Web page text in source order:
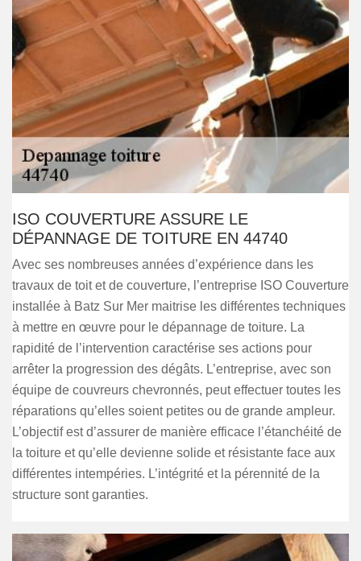
ISO COUVERTURE ASSURE LE
DÉPANNAGE DE TOITURE EN 44740
Avec ses nombreuses années d’expérience dans les
travaux de toit et de couverture, l’entreprise ISO Couverture
installée à Batz Sur Mer maitrise les différentes techniques
à mettre en œuvre pour le dépannage de toiture. La
rapidité de l’intervention caractérise ses actions pour
arrêter la progression des dégâts. L’entreprise, avec son
équipe de couvreurs chevronnés, peut effectuer toutes les
réparations qu’elles soient petites ou de grande ampleur.
L’objectif est d’assurer de manière efficace l’étanchéité de
la toiture et qu’elle devienne solide et résistante face aux
différentes intempéries. L’intégrité et la pérennité de la
structure sont garanties.